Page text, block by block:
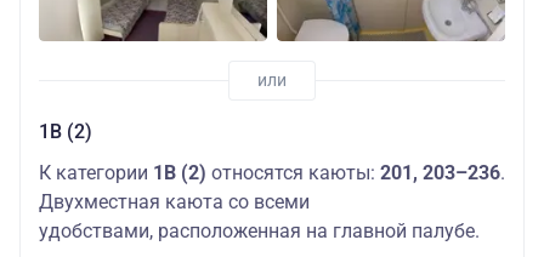
1В (2)
К категории 1В (2) относятся каюты: 201, 203–236.
Двухместная каюта со всеми
удобствами, расположенная на главной палубе.